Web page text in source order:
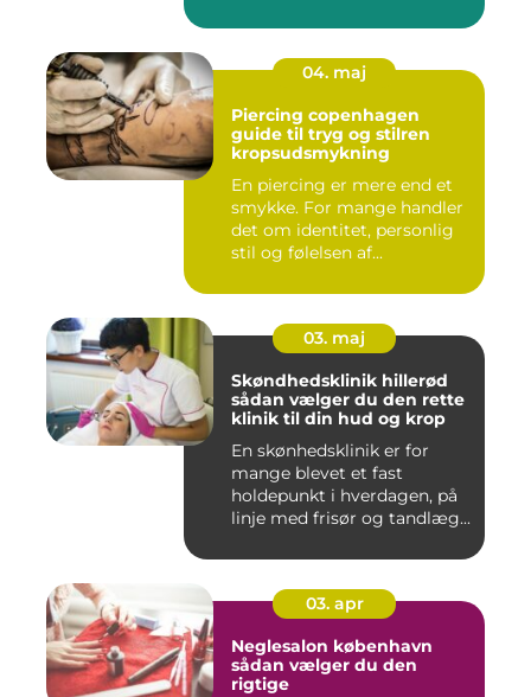
04. maj
Piercing copenhagen
guide til tryg og stilren
kropsudsmykning
En piercing er mere end et
smykke. For mange handler
det om identitet, personlig
stil og følelsen af...
03. maj
Skøndhedsklinik hillerød
sådan vælger du den rette
klinik til din hud og krop
En skønhedsklinik er for
mange blevet et fast
holdepunkt i hverdagen, på
linje med frisør og tandlæg...
03. apr
Neglesalon københavn
sådan vælger du den
rigtige